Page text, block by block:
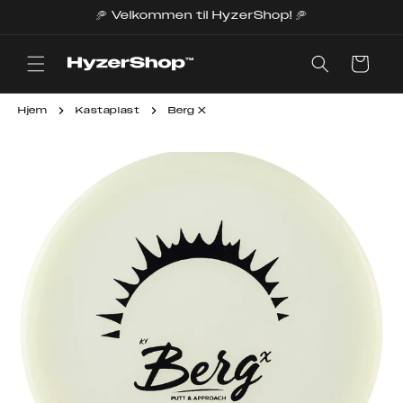
🥏 Velkommen til HyzerShop! 🥏
Handlekurv
Hjem Kastaplast Berg X